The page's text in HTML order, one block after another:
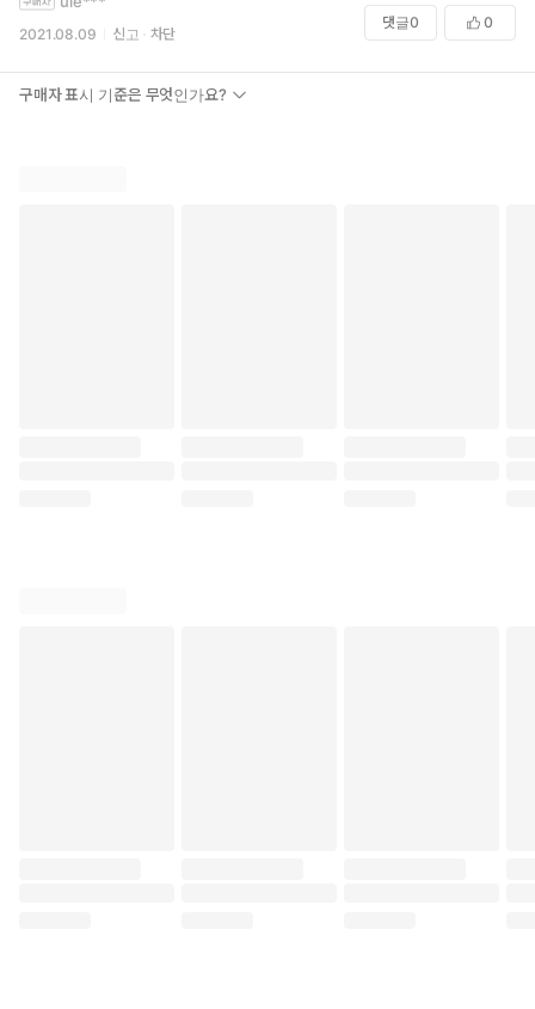
2021.08.09 신고 차단
댓글0 0
구매자 표시 기준은 무엇인가요?